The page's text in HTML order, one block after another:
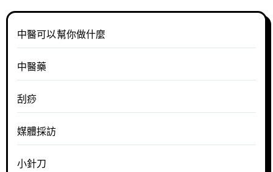
中醫可以幫你做什麼
中醫藥
刮痧
媒體採訪
小針刀